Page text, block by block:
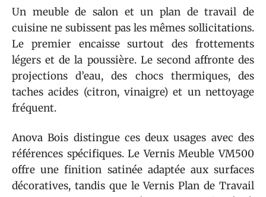
Un meuble de salon et un plan de travail de
cuisine ne subissent pas les mêmes sollicitations.
Le premier encaisse surtout des frottements
légers et de la poussière. Le second affronte des
projections d’eau, des chocs thermiques, des
taches acides (citron, vinaigre) et un nettoyage
fréquent.
Anova Bois distingue ces deux usages avec des
références spécifiques. Le Vernis Meuble VM500
offre une finition satinée adaptée aux surfaces
décoratives, tandis que le Vernis Plan de Travail